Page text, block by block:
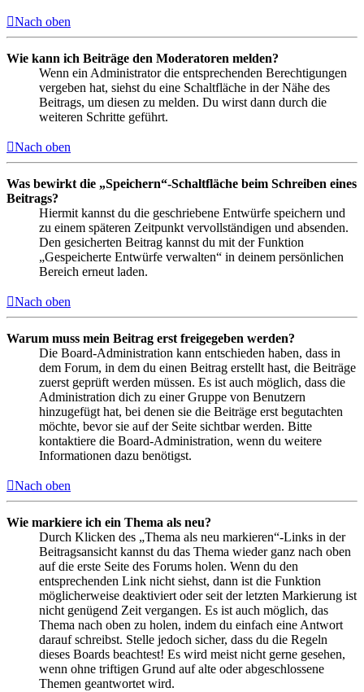
Nach oben
Wie kann ich Beiträge den Moderatoren melden?
Wenn ein Administrator die entsprechenden Berechtigungen
vergeben hat, siehst du eine Schaltfläche in der Nähe des
Beitrags, um diesen zu melden. Du wirst dann durch die
weiteren Schritte geführt.
Nach oben
Was bewirkt die „Speichern“-Schaltfläche beim Schreiben eines
Beitrags?
Hiermit kannst du die geschriebene Entwürfe speichern und
zu einem späteren Zeitpunkt vervollständigen und absenden.
Den gesicherten Beitrag kannst du mit der Funktion
„Gespeicherte Entwürfe verwalten“ in deinem persönlichen
Bereich erneut laden.
Nach oben
Warum muss mein Beitrag erst freigegeben werden?
Die Board-Administration kann entschieden haben, dass in
dem Forum, in dem du einen Beitrag erstellt hast, die Beiträge
zuerst geprüft werden müssen. Es ist auch möglich, dass die
Administration dich zu einer Gruppe von Benutzern
hinzugefügt hat, bei denen sie die Beiträge erst begutachten
möchte, bevor sie auf der Seite sichtbar werden. Bitte
kontaktiere die Board-Administration, wenn du weitere
Informationen dazu benötigst.
Nach oben
Wie markiere ich ein Thema als neu?
Durch Klicken des „Thema als neu markieren“-Links in der
Beitragsansicht kannst du das Thema wieder ganz nach oben
auf die erste Seite des Forums holen. Wenn du den
entsprechenden Link nicht siehst, dann ist die Funktion
möglicherweise deaktiviert oder seit der letzten Markierung ist
nicht genügend Zeit vergangen. Es ist auch möglich, das
Thema nach oben zu holen, indem du einfach eine Antwort
darauf schreibst. Stelle jedoch sicher, dass du die Regeln
dieses Boards beachtest! Es wird meist nicht gerne gesehen,
wenn ohne triftigen Grund auf alte oder abgeschlossene
Themen geantwortet wird.